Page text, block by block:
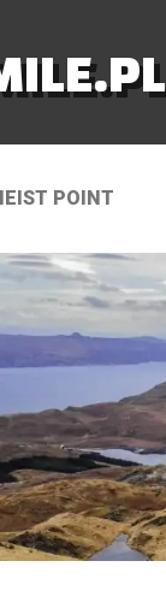
POINT